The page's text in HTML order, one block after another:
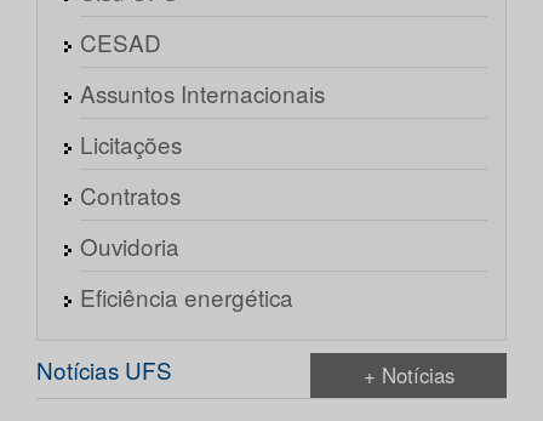
CESAD
Assuntos Internacionais
Licitações
Contratos
Ouvidoria
Eficiência energética
Notícias UFS + Notícias